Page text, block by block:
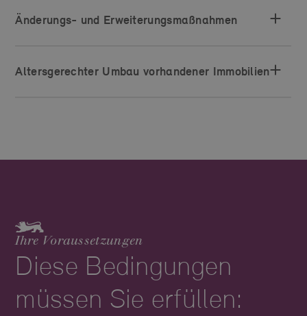
Änderungs- und Erweiterungsmaßnahmen
Altersgerechter Umbau vorhandener Immobilien
Ihre Voraussetzungen
Diese Bedingungen
müssen Sie erfüllen: